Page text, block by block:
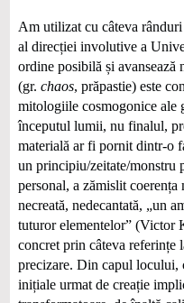
Am utilizat cu câteva
al direcției involutive a
ordine posibilă și avansează
(gr. chaos, prăpastie) este
mitologiile cosmogonice ale
începutul lumii, nu finalul,
materială ar fi pornit dintr-o
un principiu/zeitate/
personal, a zămislit
necreată, nedecantată, „un
tuturor elementelor” (Victor
concret prin câteva referințe
precizare. Din capul locului,
inițiale urmat de creație